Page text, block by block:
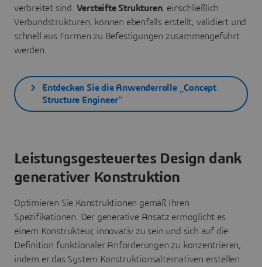
verbreitet sind. Versteifte Strukturen, einschließlich
Verbundstrukturen, können ebenfalls erstellt, validiert und
schnell aus Formen zu Befestigungen zusammengeführt
werden.
Entdecken Sie die Anwenderrolle „Concept
Structure Engineer“
Leistungsgesteuertes Design dank
generativer Konstruktion
Optimieren Sie Konstruktionen gemäß Ihren
Spezifikationen. Der generative Ansatz ermöglicht es
einem Konstrukteur, innovativ zu sein und sich auf die
Definition funktionaler Anforderungen zu konzentrieren,
indem er das System Konstruktionsalternativen erstellen